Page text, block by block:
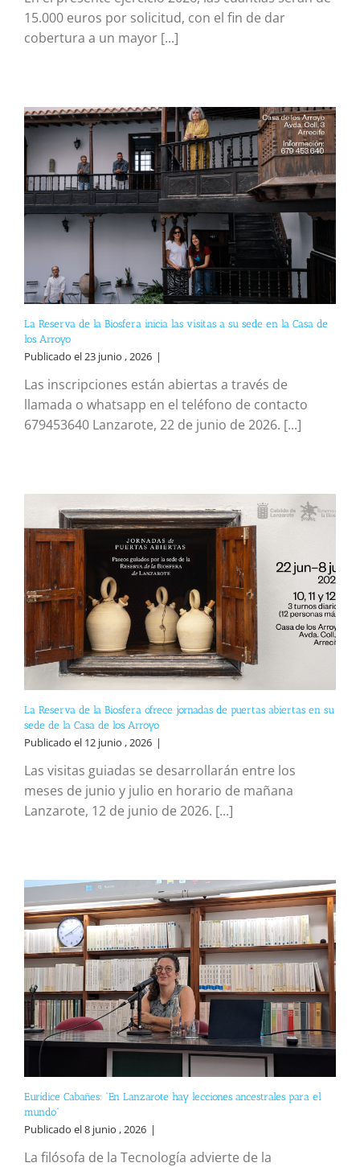
15.000 euros por solicitud, con el fin de dar
cobertura a un mayor [...]
La Reserva de la Biosfera inicia las visitas a su sede en la Casa de
los Arroyo
Publicado el 23 junio , 2026 |
Las inscripciones están abiertas a través de
llamada o whatsapp en el teléfono de contacto
679453640 Lanzarote, 22 de junio de 2026. [...]
La Reserva de la Biosfera ofrece jornadas de puertas abiertas en su
sede de la Casa de los Arroyo
Publicado el 12 junio , 2026 |
Las visitas guiadas se desarrollarán entre los
meses de junio y julio en horario de mañana
Lanzarote, 12 de junio de 2026. [...]
Eurídice Cabañes: “En Lanzarote hay lecciones ancestrales para el
mundo”
Publicado el 8 junio , 2026 |
La filósofa de la Tecnología advierte de la